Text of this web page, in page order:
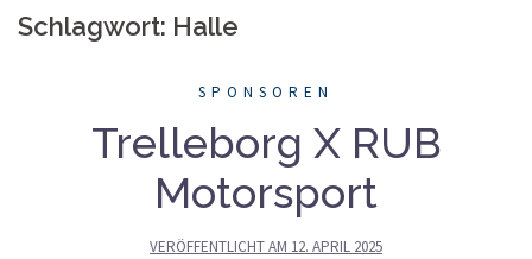
Schlagwort: Halle
SPONSOREN
Trelleborg X RUB
Motorsport
VERÖFFENTLICHT AM 12. APRIL 2025